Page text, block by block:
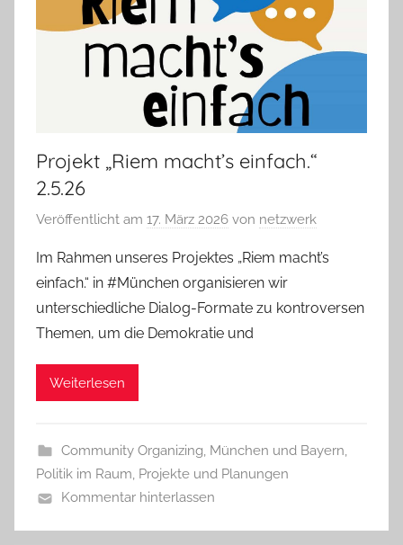
Projekt „Riem macht’s einfach.“
2.5.26
Veröffentlicht am 17. März 2026 von netzwerk
Im Rahmen unseres Projektes „Riem macht’s
einfach.“ in #München organisieren wir
unterschiedliche Dialog-Formate zu kontroversen
Themen, um die Demokratie und
Weiterlesen
Community Organizing, München und Bayern,
Politik im Raum, Projekte und Planungen
Kommentar hinterlassen